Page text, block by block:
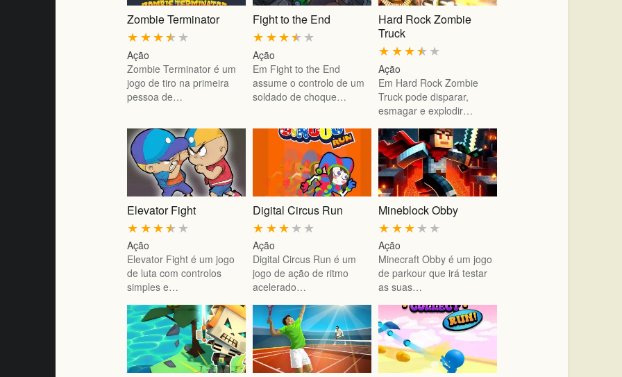
Zombie Terminator
★
★
★
★
★
Ação
Zombie Terminator é um
jogo de tiro na primeira
pessoa de…
Fight to the End
★
★
★
★
★
Ação
Em Fight to the End
assume o controlo de um
soldado de choque…
Hard Rock Zombie
Truck
★
★
★
★
★
Ação
Em Hard Rock Zombie
Truck pode disparar,
esmagar e explodir…
Elevator Fight
★
★
★
★
★
Ação
Elevator Fight é um jogo
de luta com controlos
simples e…
Digital Circus Run
★
★
★
★
★
Ação
Digital Circus Run é um
jogo de ação de ritmo
acelerado…
Mineblock Obby
★
★
★
★
★
Ação
Minecraft Obby é um jogo
de parkour que irá testar
as suas…